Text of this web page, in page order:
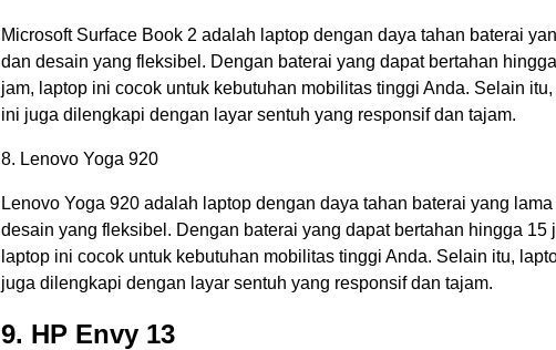
Microsoft Surface Book 2 adalah laptop dengan daya tahan baterai
dan desain yang fleksibel. Dengan baterai yang dapat bertahan
jam, laptop ini cocok untuk kebutuhan mobilitas tinggi Anda. Selain
ini juga dilengkapi dengan layar sentuh yang responsif dan tajam.
8. Lenovo Yoga 920
Lenovo Yoga 920 adalah laptop dengan daya tahan baterai yang lama
desain yang fleksibel. Dengan baterai yang dapat bertahan hingga 15
laptop ini cocok untuk kebutuhan mobilitas tinggi Anda. Selain itu,
juga dilengkapi dengan layar sentuh yang responsif dan tajam.
9. HP Envy 13